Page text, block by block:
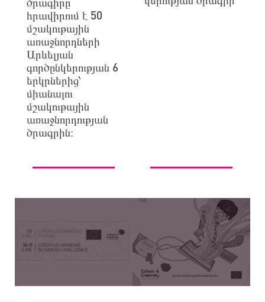
հրավիրում է 50
մշակութային
առաջնորդների
Արևելյան
գործընկերության 6
երկրներից՝
միանալու
մշակութային
առաջնորդության
ծրագրին։